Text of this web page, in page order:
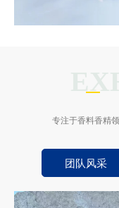
专注于香料香精
团队风采